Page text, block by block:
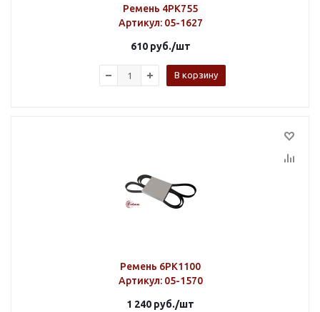
Ремень 4PK755
Артикул: 05-1627
610руб./шт
В корзину
Ремень 6PK1100
Артикул: 05-1570
1 240 руб./шт